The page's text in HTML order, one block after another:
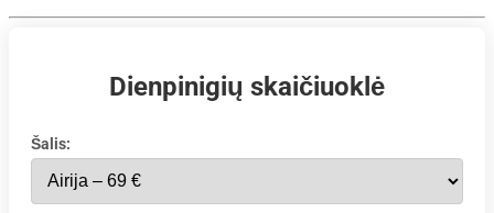
Dienpinigių skaičiuoklė
Šalis: